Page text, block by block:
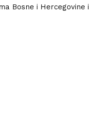
Bosne i Hercegovine i